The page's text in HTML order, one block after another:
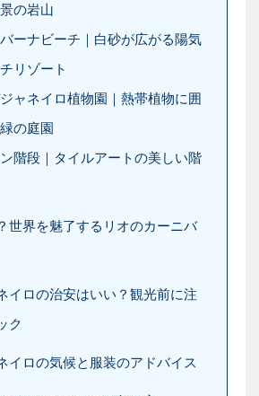
の岩山
ーナビーチ｜白砂が広がる陽気
リゾート
ャネイロ植物園｜熱帯植物に囲
の庭園
階段｜タイルアートの美しい階
世界を魅了するリオのカーニバ
イロの治安はいい？観光前に注
ク
イロの気候と服装のアドバイス